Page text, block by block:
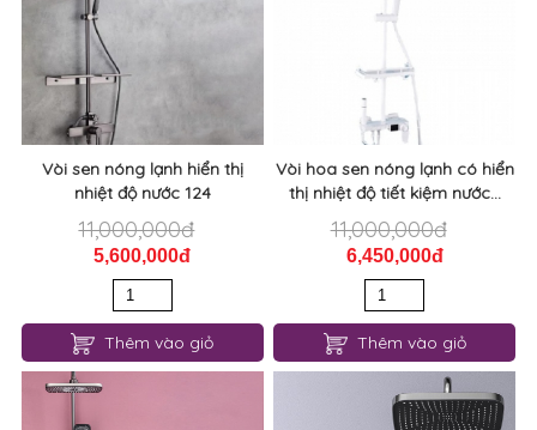
Vòi sen nóng lạnh hiển thị
nhiệt độ nước 124
11,000,000đ
5,600,000đ
Thêm vào giỏ
Vòi hoa sen nóng lạnh có hiển
thị nhiệt độ tiết kiệm nước...
11,000,000đ
6,450,000đ
Thêm vào giỏ